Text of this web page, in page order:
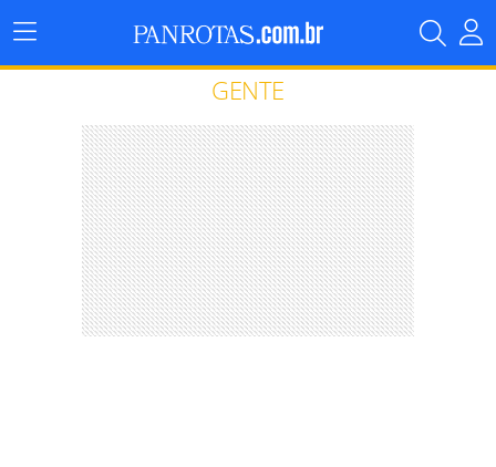
Menu
Principal
GENTE